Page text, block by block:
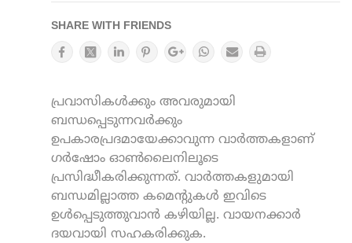
SHARE WITH FRIENDS
പ്രവാസികൾക്കും അവരുമായി
ബന്ധപ്പെടുന്നവർക്കും
ഉപകാരപ്രദമായേക്കാവുന്ന വാർത്തകളാണ്
ഗർഷോം ഓൺലൈനിലൂടെ
പ്രസിദ്ധീകരിക്കുന്നത്. വാർത്തകളുമായി
ബന്ധമില്ലാത്ത കമെന്റുകൾ ഇവിടെ
ഉൾപ്പെടുത്തുവാൻ കഴിയില്ല. വായനക്കാർ
ദയവായി സഹകരിക്കുക.